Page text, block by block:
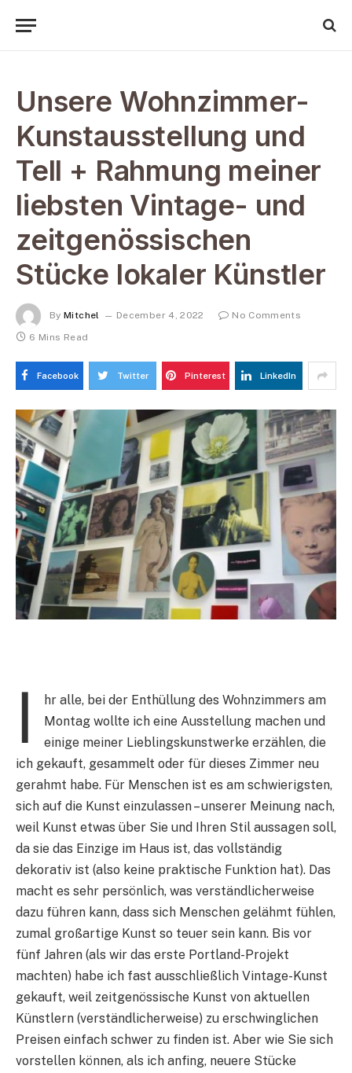
Unsere Wohnzimmer-
Kunstausstellung und
Tell + Rahmung meiner
liebsten Vintage- und
zeitgenössischen
Stücke lokaler Künstler
By Mitchel December 4, 2022
No Comments
6 Mins Read
Facebook Twitter Pinterest LinkedIn
I
hr alle, bei der Enthüllung des Wohnzimmers am
Montag wollte ich eine Ausstellung machen und
einige meiner Lieblingskunstwerke erzählen, die
ich gekauft, gesammelt oder für dieses Zimmer neu
gerahmt habe. Für Menschen ist es am schwierigsten,
sich auf die Kunst einzulassen – unserer Meinung nach,
weil Kunst etwas über Sie und Ihren Stil aussagen soll,
da sie das Einzige im Haus ist, das vollständig
dekorativ ist (also keine praktische Funktion hat). Das
macht es sehr persönlich, was verständlicherweise
dazu führen kann, dass sich Menschen gelähmt fühlen,
zumal großartige Kunst so teuer sein kann. Bis vor
fünf Jahren (als wir das erste Portland-Projekt
machten) habe ich fast ausschließlich Vintage-Kunst
gekauft, weil zeitgenössische Kunst von aktuellen
Künstlern (verständlicherweise) zu erschwinglichen
Preisen einfach schwer zu finden ist. Aber wie Sie sich
vorstellen können, als ich anfing, neuere Stücke